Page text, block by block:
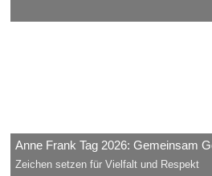
Anne Frank Tag 2026: Gemeinsam
Zeichen setzen für Vielfalt und Respekt